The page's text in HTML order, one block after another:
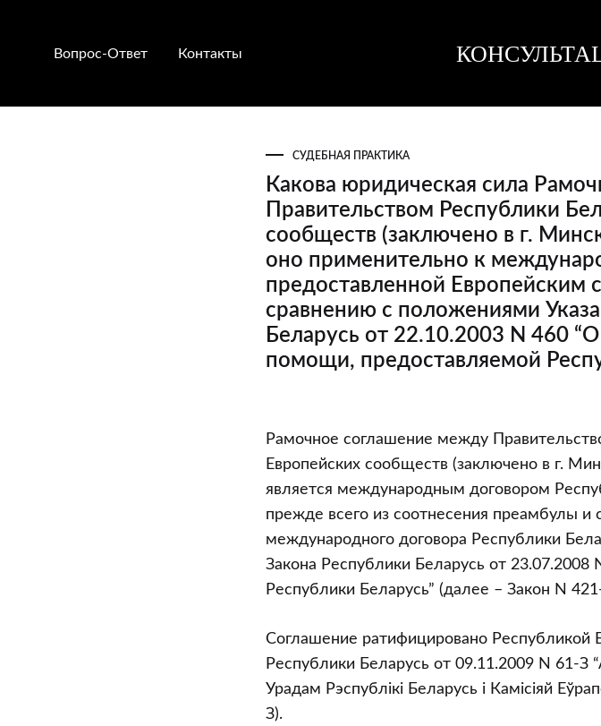
Вопрос-Ответ Контакты
юриста
юриста
СУДЕБНАЯ ПРАКТИКА
Какова юридическая сила
Правительством Республики
сообществ (заключено в г.
оно применительно к
предоставленной Европейским
сравнению с положениями
Беларусь от 22.10.2003 N 460
помощи, предоставляемой
Какова
юридическая
сила
Рамочного
соглашения
между
Правительством
Беларусь
и
Комиссией
Европейских
Рамочное соглашение между
Европейских сообществ (заключено в г.
является международным договором
прежде всего из соотнесения преамбулы
международного договора Республики
Закона Республики Беларусь от
Республики Беларусь” (далее – Закон N
Соглашение ратифицировано Республикой
Республики Беларусь от 09.11.2009 N 61-
Урадам Рэспублiкi Беларусь i Камiсiяй
З).